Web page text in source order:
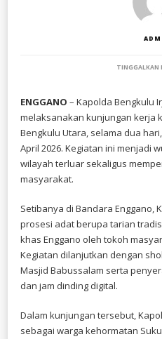
TINGGALKAN
ENGGANO – Kapolda Bengkulu
melaksanakan kunjungan kerja
Bengkulu Utara, selama dua
April 2026. Kegiatan ini menjadi
wilayah terluar sekaligus
masyarakat.
Setibanya di Bandara Enggano,
prosesi adat berupa tarian
khas Enggano oleh tokoh
Kegiatan dilanjutkan dengan
Masjid Babussalam serta
dan jam dinding digital.
Dalam kunjungan tersebut,
sebagai warga kehormatan